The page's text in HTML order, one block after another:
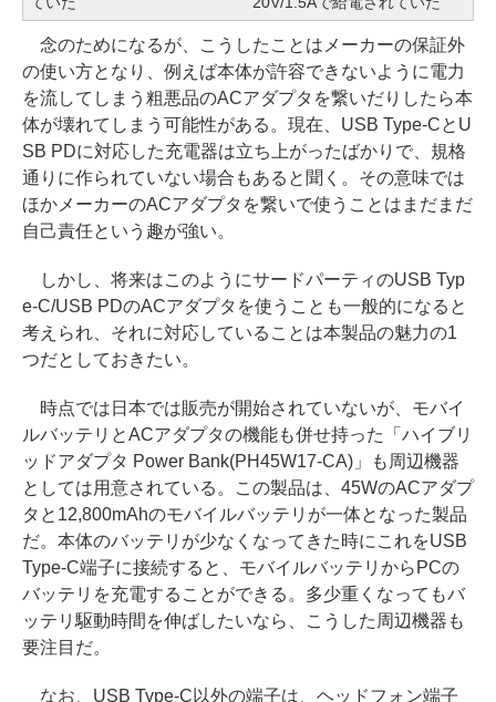
念のためになるが、こうしたことはメーカーの保証外
の使い方となり、例えば本体が許容できないように電力
を流してしまう粗悪品のACアダプタを繋いだりしたら本
体が壊れてしまう可能性がある。現在、USB Type-CとU
SB PDに対応した充電器は立ち上がったばかりで、規格
通りに作られていない場合もあると聞く。その意味では
ほかメーカーのACアダプタを繋いで使うことはまだまだ
自己責任という趣が強い。
しかし、将来はこのようにサードパーティのUSB Typ
e-C/USB PDのACアダプタを使うことも一般的になると
考えられ、それに対応していることは本製品の魅力の1
つだとしておきたい。
時点では日本では販売が開始されていないが、モバイ
ルバッテリとACアダプタの機能も併せ持った「ハイブリ
ッドアダプタ Power Bank(PH45W17-CA)」も周辺機器
としては用意されている。この製品は、45WのACアダプ
タと12,800mAhのモバイルバッテリが一体となった製品
だ。本体のバッテリが少なくなってきた時にこれをUSB
Type-C端子に接続すると、モバイルバッテリからPCの
バッテリを充電することができる。多少重くなってもバ
ッテリ駆動時間を伸ばしたいなら、こうした周辺機器も
要注目だ。
なお、USB Type-C以外の端子は、ヘッドフォン端子